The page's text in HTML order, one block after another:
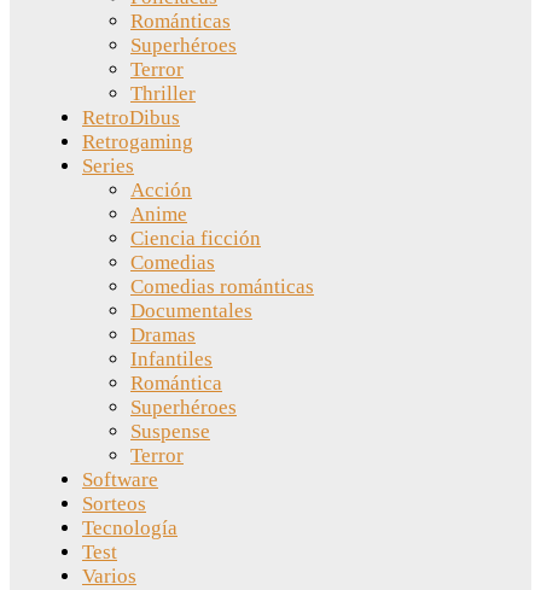
Románticas
Superhéroes
Terror
Thriller
RetroDibus
Retrogaming
Series
Acción
Anime
Ciencia ficción
Comedias
Comedias románticas
Documentales
Dramas
Infantiles
Romántica
Superhéroes
Suspense
Terror
Software
Sorteos
Tecnología
Test
Varios